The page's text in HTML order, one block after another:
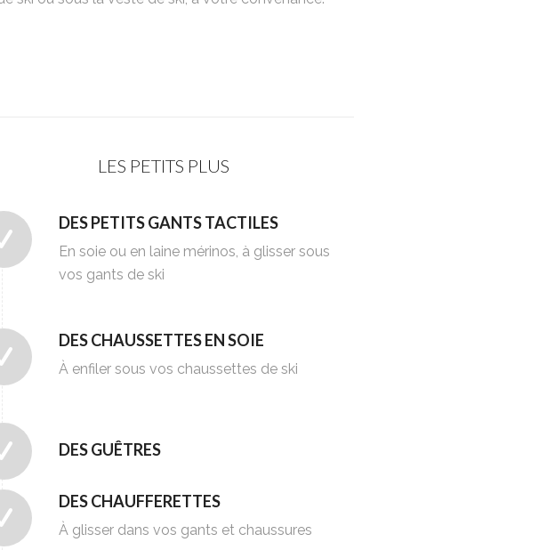
LES PETITS PLUS
DES PETITS GANTS TACTILES
En soie ou en laine mérinos, à glisser sous
vos gants de ski
DES CHAUSSETTES EN SOIE
À enfiler sous vos chaussettes de ski
DES GUÊTRES
DES CHAUFFERETTES
À glisser dans vos gants et chaussures